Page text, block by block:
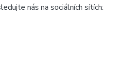
nás na sociálních sítích: